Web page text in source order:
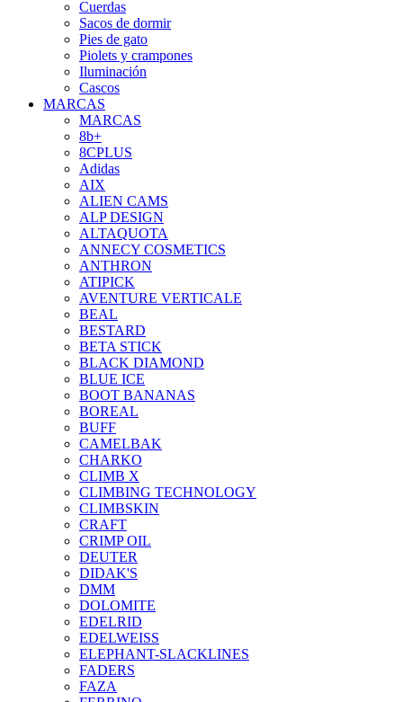
Cuerdas
Sacos de dormir
Pies de gato
Piolets y crampones
Iluminación
Cascos
MARCAS
MARCAS
8b+
8CPLUS
Adidas
AIX
ALIEN CAMS
ALP DESIGN
ALTAQUOTA
ANNECY COSMETICS
ANTHRON
ATIPICK
AVENTURE VERTICALE
BEAL
BESTARD
BETA STICK
BLACK DIAMOND
BLUE ICE
BOOT BANANAS
BOREAL
BUFF
CAMELBAK
CHARKO
CLIMB X
CLIMBING TECHNOLOGY
CLIMBSKIN
CRAFT
CRIMP OIL
DEUTER
DIDAK'S
DMM
DOLOMITE
EDELRID
EDELWEISS
ELEPHANT-SLACKLINES
FADERS
FAZA